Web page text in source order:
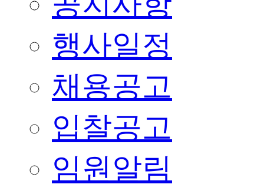
행사일정
채용공고
입찰공고
임원알림